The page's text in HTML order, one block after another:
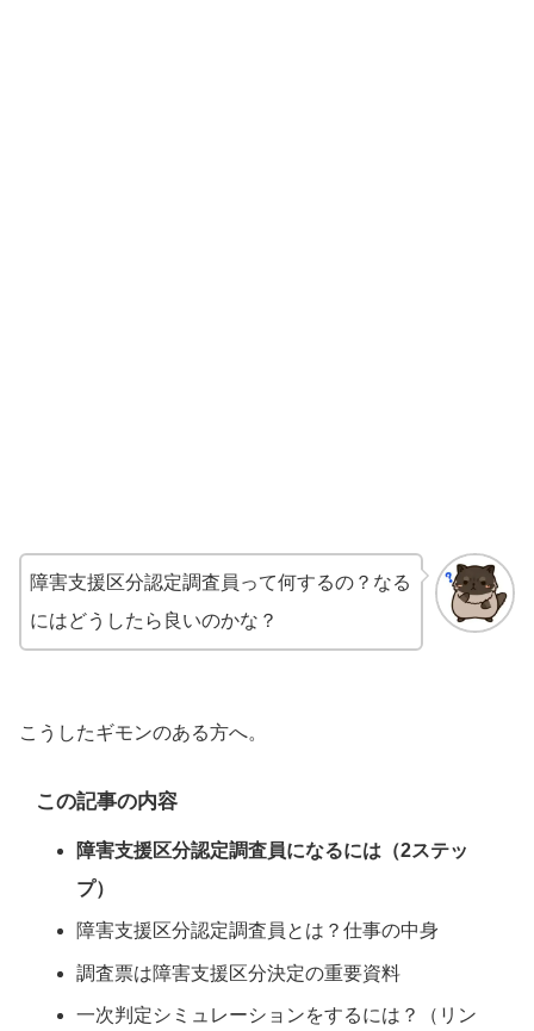
障害支援区分認定調査員って何するの？なる
にはどうしたら良いのかな？
こうしたギモンのある方へ。
この記事の内容
障害支援区分認定調査員になるには（2ステッ
プ）
障害支援区分認定調査員とは？仕事の中身
調査票は障害支援区分決定の重要資料
一次判定シミュレーションをするには？（リン